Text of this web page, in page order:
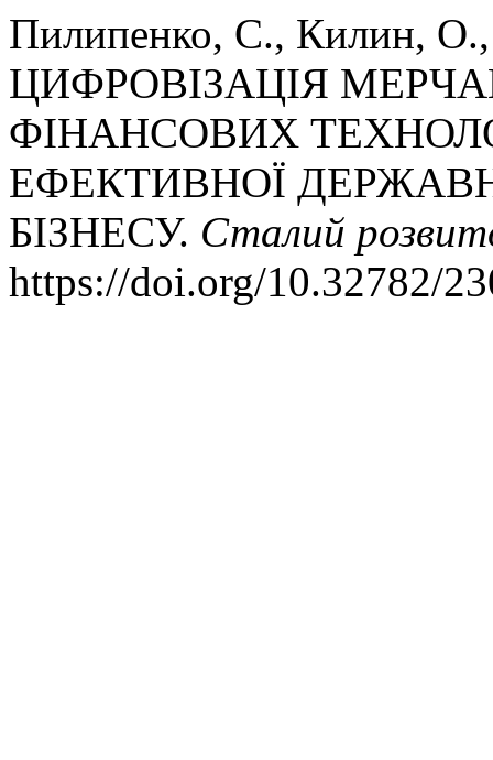
Пилипенко, С., Килин,
ЦИФРОВІЗАЦІЯ
ФІНАНСОВИХ
ЕФЕКТИВНОЇ
БІЗНЕСУ. Сталий
https://doi.org/10.32782/